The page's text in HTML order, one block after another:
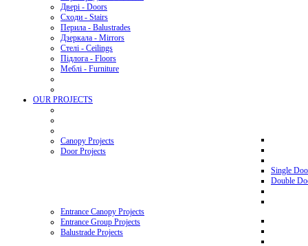
Двері - Doors
Сходи - Stairs
Перила - Balustrades
Дзеркала - Mirrors
Стелі - Ceilings
Підлога - Floors
Меблі - Furniture
OUR PROJECTS
Canopy Projects
Door Projects
Single
Double
Entrance Canopy Projects
Entrance Group Projects
Balustrade Projects